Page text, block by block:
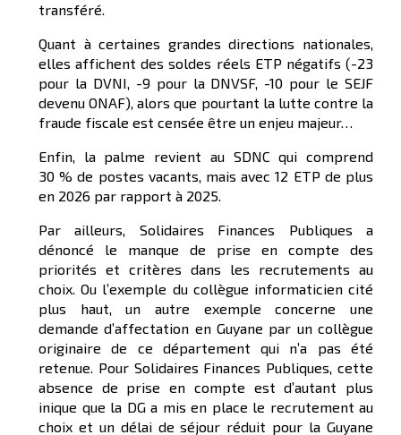
transféré.
Quant à certaines grandes directions nationales,
elles affichent des soldes réels ETP négatifs (-23
pour la DVNI, -9 pour la DNVSF, -10 pour le SEJF
devenu ONAF), alors que pourtant la lutte contre la
fraude fiscale est censée être un enjeu majeur…
Enfin, la palme revient au SDNC qui comprend
30 % de postes vacants, mais avec 12 ETP de plus
en 2026 par rapport à 2025.
Par ailleurs, Solidaires Finances Publiques a
dénoncé le manque de prise en compte des
priorités et critères dans les recrutements au
choix. Ou l’exemple du collègue informaticien cité
plus haut, un autre exemple concerne une
demande d’affectation en Guyane par un collègue
originaire de ce département qui n’a pas été
retenue. Pour Solidaires Finances Publiques, cette
absence de prise en compte est d’autant plus
inique que la DG a mis en place le recrutement au
choix et un délai de séjour réduit pour la Guyane